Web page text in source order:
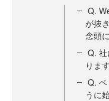
Q.
が抜
念頭
Q.
りま
Q.
うに